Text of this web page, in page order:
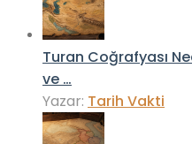
Turan Coğrafyası
ve …
Yazar: Tarih Vakti